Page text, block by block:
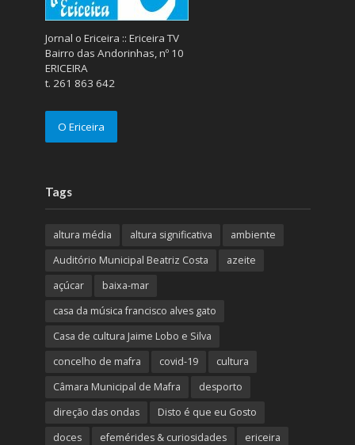
Jornal o Ericeira :: Ericeira TV
Bairro das Andorinhas, nº 10
ERICEIRA
t. 261 863 642
O Ericeira
Tags
altura média altura significativa
ambiente
Auditório Municipal Beatriz Costa
azeite
açúcar
baixa-mar
casa da música francisco alves gato
Casa de cultura Jaime Lobo e Silva
concelho de mafra
covid-19
cultura
Câmara Municipal de Mafra
desporto
direção das ondas
Disto é que eu Gosto
doces
efemérides & curiosidades ericeira